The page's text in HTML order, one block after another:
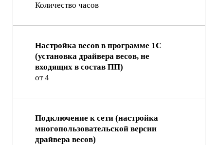
Количество часов
Настройка весов в программе 1С
(установка драйвера весов, не
входящих в состав ПП)
от 4
Подключение к сети (настройка
многопользовательской версии
драйвера весов)